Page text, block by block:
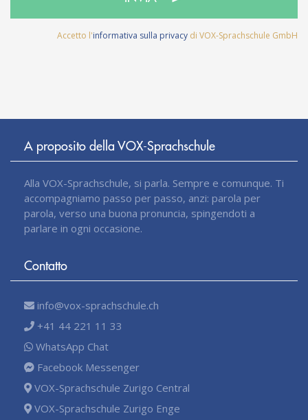
Accetto l'informativa sulla privacy di VOX-Sprachschule GmbH
A proposito della VOX-Sprachschule
Alla VOX-Sprachschule, si parla. Sempre e comunque. Ti
accompagniamo passo per passo, anzi: parola per
parola, verso una buona pronuncia, spingendoti a
parlare in ogni occasione.
Contatto
info@vox-sprachschule.ch
+41 44 221 11 33
WhatsApp Chat
Facebook Messenger
VOX-Sprachschule Zurigo Central
VOX-Sprachschule Zurigo Enge